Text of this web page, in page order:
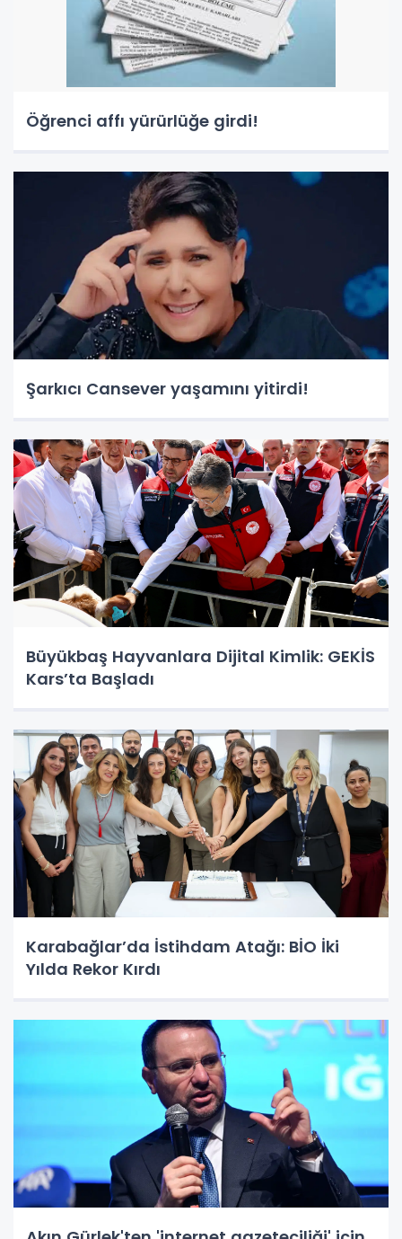
Öğrenci affı yürürlüğe girdi!
Şarkıcı Cansever yaşamını yitirdi!
Büyükbaş Hayvanlara Dijital Kimlik: GEKİS
Kars’ta Başladı
Karabağlar’da İstihdam Atağı: BİO İki
Yılda Rekor Kırdı